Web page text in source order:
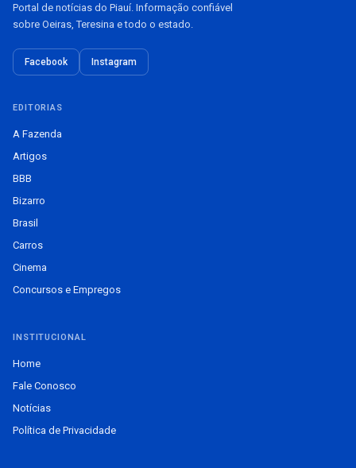
Portal de notícias do Piauí. Informação confiável
sobre Oeiras, Teresina e todo o estado.
Facebook Instagram
EDITORIAS
A Fazenda
Artigos
BBB
Bizarro
Brasil
Carros
Cinema
Concursos e Empregos
INSTITUCIONAL
Home
Fale Conosco
Notícias
Política de Privacidade